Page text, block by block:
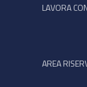
LAVORA
AREA